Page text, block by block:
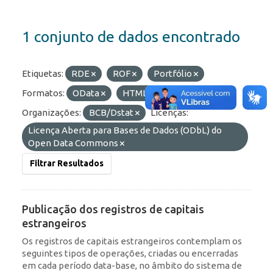
1 conjunto de dados encontrado
Etiquetas: RDE ROF
Portfólio
Formatos:
OData HTML
JSON
Organizações:
BCB/Dstat
Licenças:
Licença Aberta para Bases de Dados (ODbL) do
Open Data Commons
Filtrar Resultados
Publicação dos registros de capitais
estrangeiros
Os registros de capitais estrangeiros contemplam os
seguintes tipos de operações, criadas ou encerradas
em cada período data-base, no âmbito do sistema de